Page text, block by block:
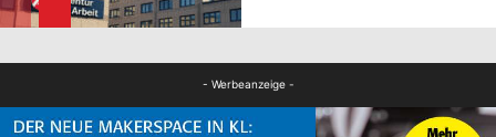
- Werbeanzeige -